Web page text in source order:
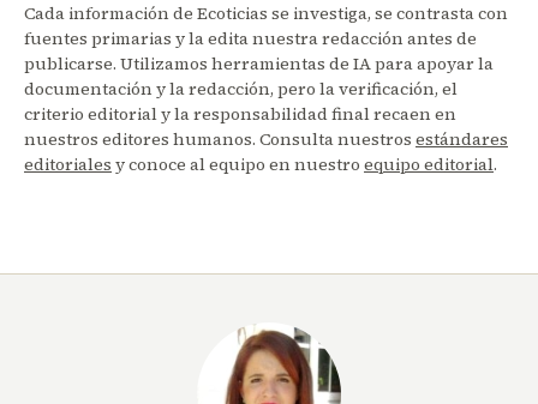
Cada información de Ecoticias se investiga, se contrasta con
fuentes primarias y la edita nuestra redacción antes de
publicarse. Utilizamos herramientas de IA para apoyar la
documentación y la redacción, pero la verificación, el
criterio editorial y la responsabilidad final recaen en
nuestros editores humanos. Consulta nuestros estándares
editoriales y conoce al equipo en nuestro equipo editorial.